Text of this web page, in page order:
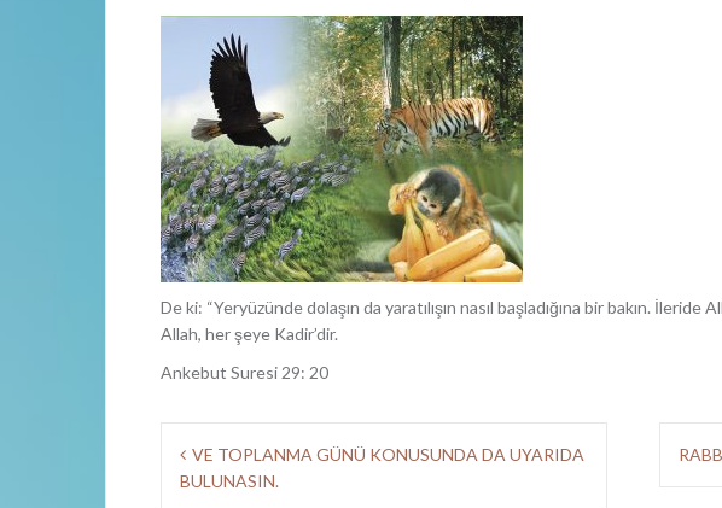
De ki: “Yeryüzünde dolaşın da yaratılışın nasıl başladığına bir bakın.
Allah, her şeye Kadir’dir.
Ankebut Suresi 29: 20
VE TOPLANMA GÜNÜ KONUSUNDA DA UYARIDA
BULUNASIN.